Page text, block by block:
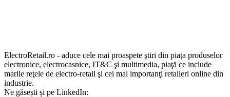
ElectroRetail.ro - aduce cele mai proaspete ştiri din piaţa produselor
electronice, electrocasnice, IT&C şi multimedia, piaţă ce include
marile reţele de electro-retail şi cei mai importanţi retaileri online din
industrie.
Ne găsești și pe LinkedIn: